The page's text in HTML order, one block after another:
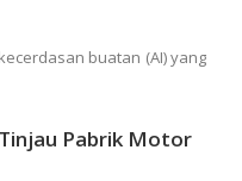
buatan (AI) yang
Pabrik Motor